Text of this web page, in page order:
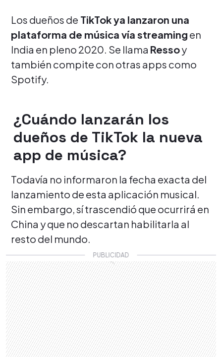
Los dueños de TikTok ya lanzaron una
plataforma de música vía streaming en
India en pleno 2020. Se llama Ressoy
también compite con otras apps como
Spotify.
¿Cuándo lanzarán los
dueños de TikTok la nueva
app de música?
Todavía no informaron la fecha exacta del
lanzamiento de esta aplicación musical.
Sin embargo, sí trascendió que ocurrirá en
China y que no descartan habilitarla al
resto del mundo.